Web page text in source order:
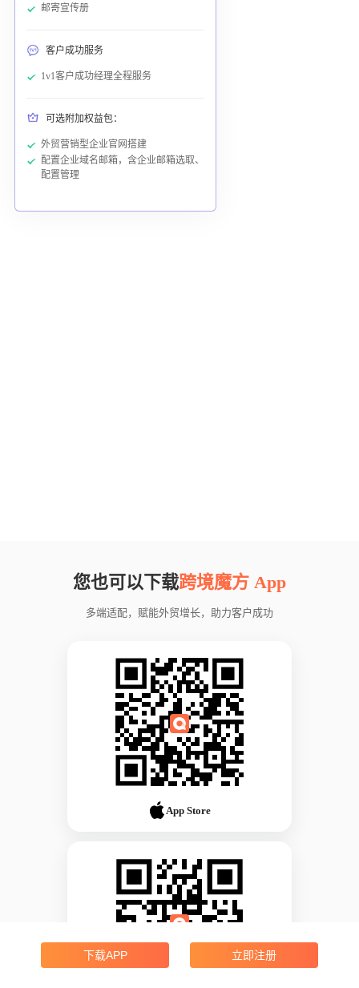
邮寄宣传册
客户成功服务
1v1客户成功经理全程服务
可选附加权益包：
外贸营销型企业官网搭建
配置企业域名邮箱，含企业邮箱选取、
配置管理
您也可以下载跨境魔方 App
多端适配，赋能外贸增长，助力客户成功
App Store
下载APP 立即注册